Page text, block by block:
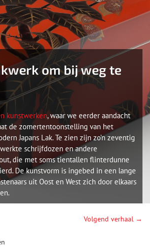
om bij weg te
kunstwerken, waar we eerder aandacht
de zomertentoonstelling van het
Japans Lak. Te zien zijn zo’n zeventig
schrijfdozen en andere
die met soms tientallen flinterdunne
De kunstvorm is ingebed in een lange
uit Oost en West zich door elkaars
Volgend verhaal →